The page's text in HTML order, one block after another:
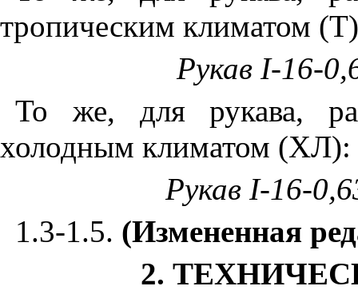
тропическим климатом
Рукав I-16-
То же, для рукава,
холодным климатом (ХЛ):
Рукав I-16-
1.3-1.5. (Измененная
2.